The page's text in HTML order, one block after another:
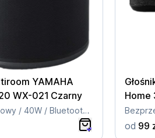
YAMAHA
WX-021 Czarny
Bezprzewodowy / 40W / Bluetooth / Wi-Fi
Home
od 99